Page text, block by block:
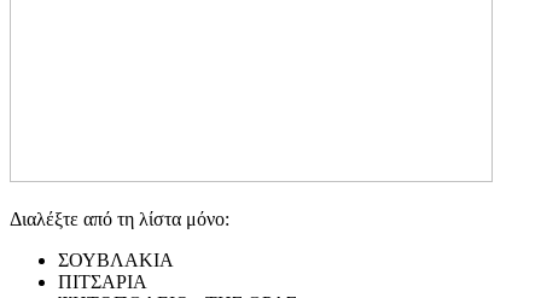
Διαλέξτε από τη λίστα μόνο:
ΣΟΥΒΛΑΚΙΑ
ΠΙΤΣΑΡΙΑ